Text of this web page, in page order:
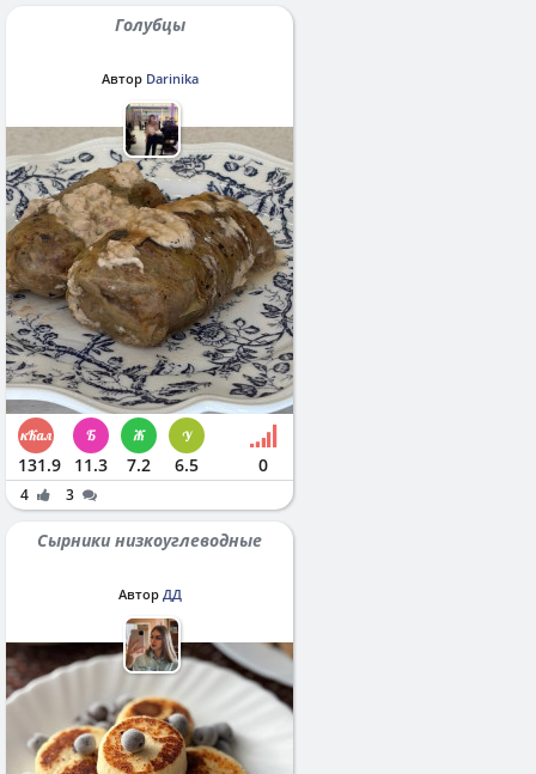
Голубцы
Автор Darinika
131.9 11.3 7.2 6.5 0
4 3
Сырники низкоуглеводные
Автор ДД